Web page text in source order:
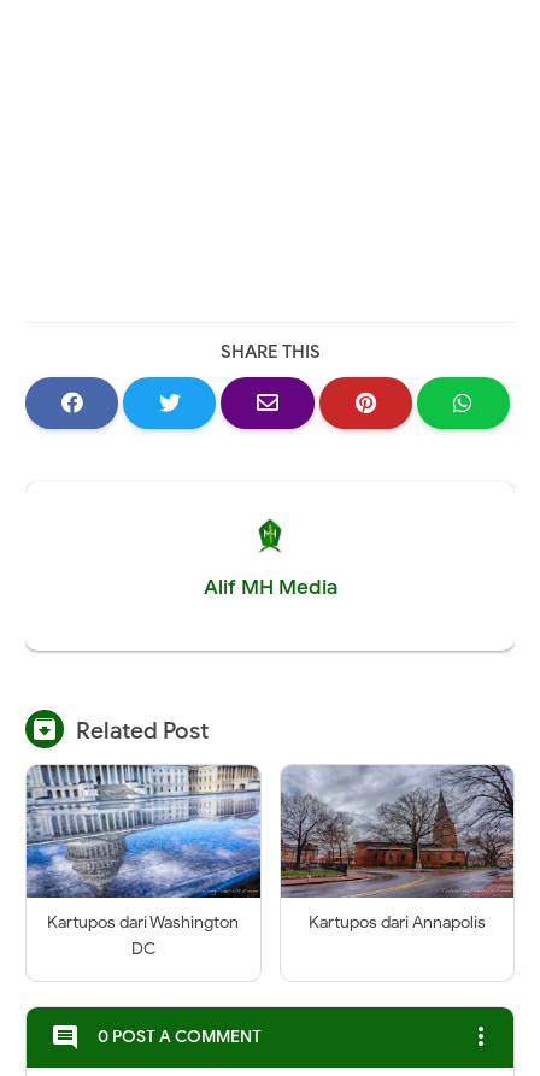
SHARE THIS
Alif MH Media
 Related Post
Kartupos dari Washington
DC
Kartupos dari Annapolis
comment 0 POST A COMMENT more_vert